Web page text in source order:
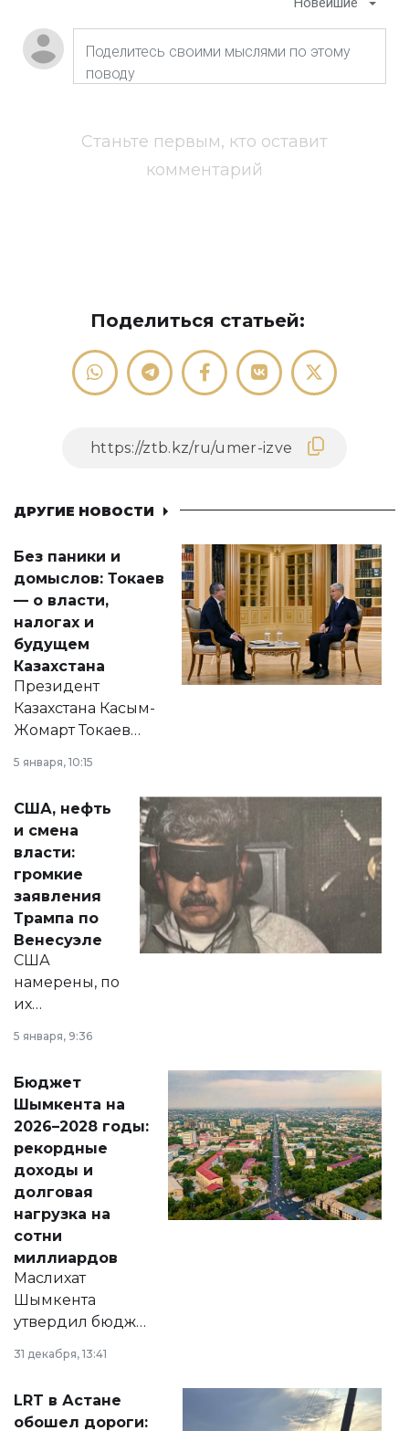
Станьте первым, кто оставит
комментарий
Поделиться статьей:
ДРУГИЕ НОВОСТИ
Без паники и
домыслов: Токаев
— о власти,
налогах и
будущем
Казахстана
Президент
Казахстана Касым-
Жомарт Токаев
сразу несколько
актуальных тем —
от слухов о
политических
реформах до
вопросов армии,
экономики и
личного здоровья.
5 января, 10:15
США, нефть
и смена
власти:
громкие
заявления
Трампа по
Венесуэле
США
намерены, по
их
принести
народу
Венесуэлы.
5 января, 9:36
Бюджет
Шымкента на
2026–2028 годы:
рекордные
доходы и
долговая
нагрузка на
сотни
миллиардов
Маслихат
Шымкента
утвердил бюджет
города на 2026–
2028 годы.
документ
31 декабря, 13:41
LRT в Астане
обошел дороги: